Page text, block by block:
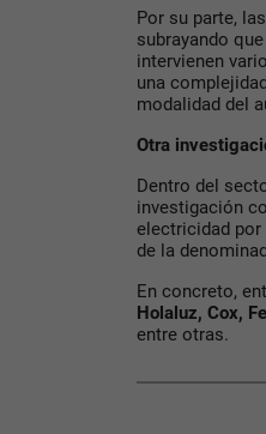
Por su parte,
subrayando
intervienen
una
modalidad del
Otra
Dentro del
investigación
electricidad
de la
En concreto,
Holaluz, Cox,
entre otras.